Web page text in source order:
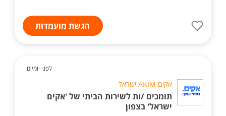
הגשת מועמדות
לפני יומיים
אקים AKIM ישראל
תומכים /ות לשירות הביתי של 'אקים
ישראל' בצפון